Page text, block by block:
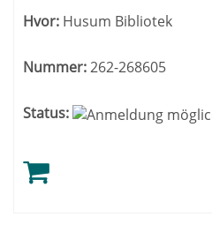
Hvor: Husum Bibliotek
Nummer:262-268605
Status: